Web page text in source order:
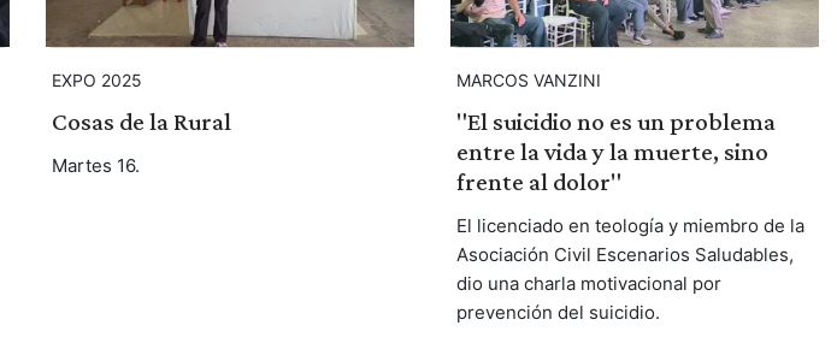
EXPO 2025
Cosas de la Rural
Martes 16.
MARCOS VANZINI
"El suicidio no es un problema
entre la vida y la muerte, sino
frente al dolor"
El licenciado en teología y miembro de la
Asociación Civil Escenarios Saludables,
dio una charla motivacional por
prevención del suicidio.